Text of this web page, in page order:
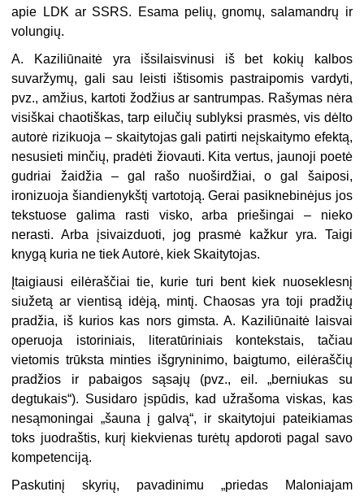
apie LDK ar SSRS. Esama pelių, gnomų, salamandrų ir
volungių.
A. Kaziliūnaitė yra išsilaisvinusi iš bet kokių kalbos
suvaržymų, gali sau leisti ištisomis pastraipomis vardyti,
pvz., amžius, kartoti žodžius ar santrumpas. Rašymas nėra
visiškai chaotiškas, tarp eilučių sublyksi prasmės, vis dėlto
autorė rizikuoja – skaitytojas gali patirti neįskaitymo efektą,
nesusieti minčių, pradėti žiovauti. Kita vertus, jaunoji poetė
gudriai žaidžia – gal rašo nuoširdžiai, o gal šaiposi,
ironizuoja šiandienykštį vartotoją. Gerai pasiknebinėjus jos
tekstuose galima rasti visko, arba priešingai – nieko
nerasti. Arba įsivaizduoti, jog prasmė kažkur yra. Taigi
knygą kuria ne tiek Autorė, kiek Skaitytojas.
Įtaigiausi eilėraščiai tie, kurie turi bent kiek nuoseklesnį
siužetą ar vientisą idėją, mintį. Chaosas yra toji pradžių
pradžia, iš kurios kas nors gimsta. A. Kaziliūnaitė laisvai
operuoja istoriniais, literatūriniais kontekstais, tačiau
vietomis trūksta minties išgryninimo, baigtumo, eilėraščių
pradžios ir pabaigos sąsajų (pvz., eil. „berniukas su
degtukais“). Susidaro įspūdis, kad užrašoma viskas, kas
nesąmoningai „šauna į galvą“, ir skaitytojui pateikiamas
toks juodraštis, kurį kiekvienas turėtų apdoroti pagal savo
kompetenciją.
Paskutinį skyrių, pavadinimu „priedas Maloniajam